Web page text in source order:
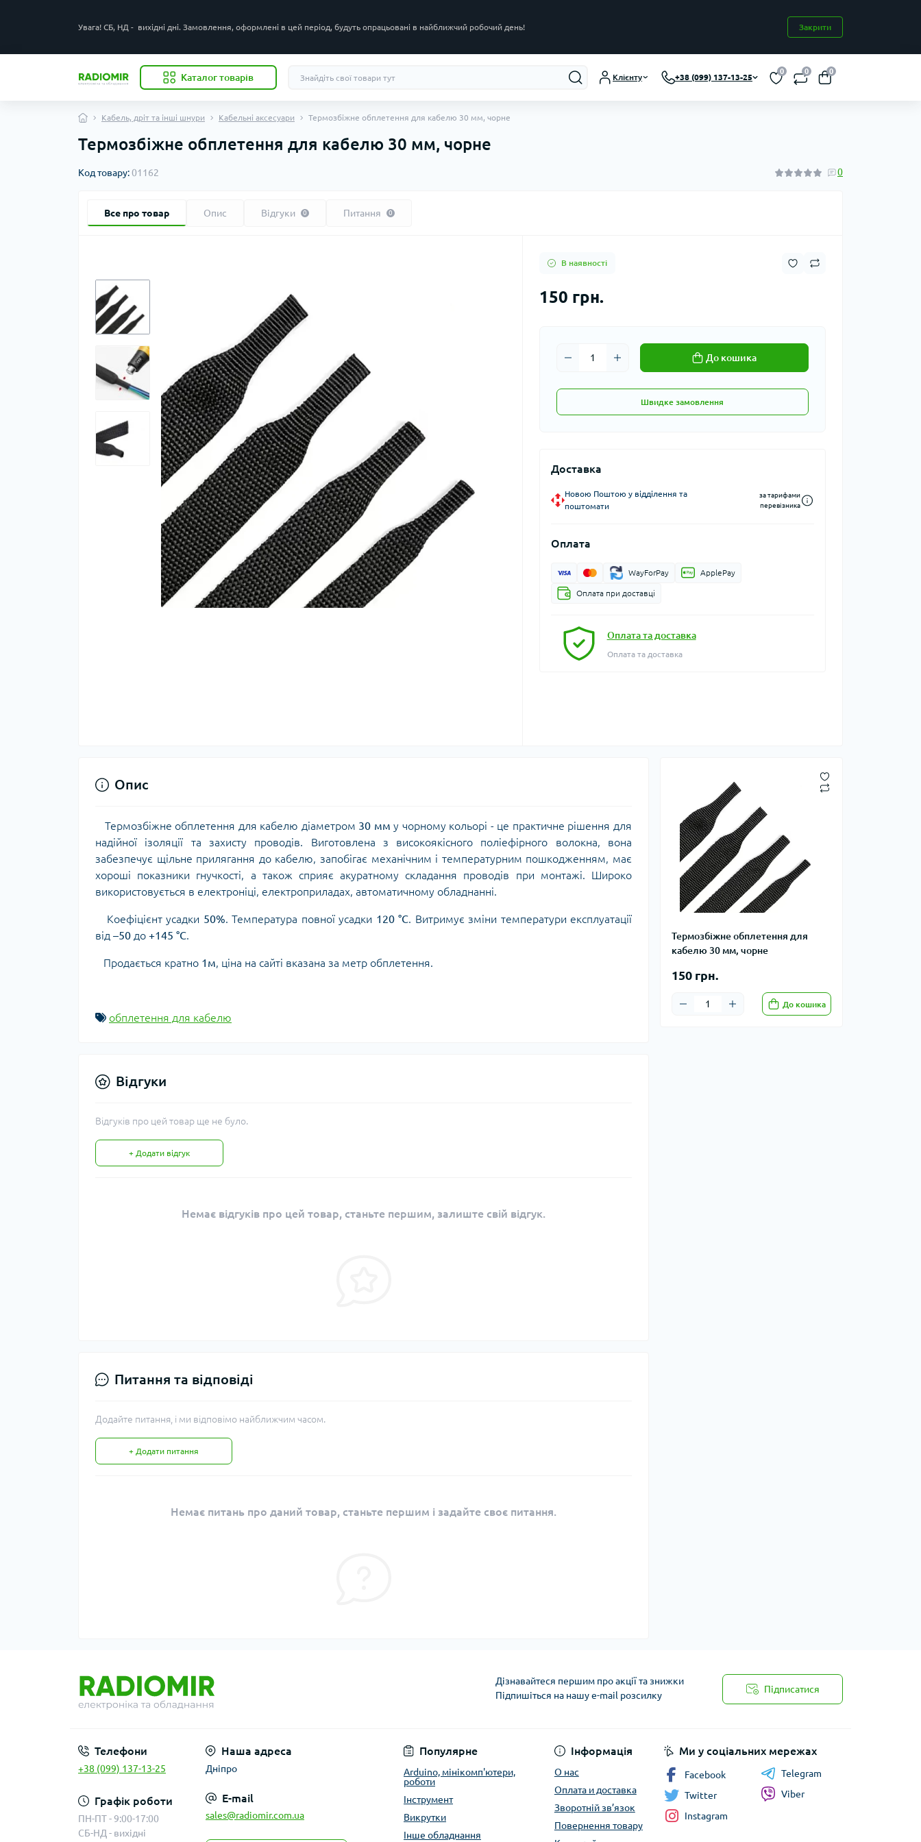
Увага! СБ, НД - вихідні дні. Замовлення, оформлені в цей період, будуть опрацьовані в найближчий робочий день! Закрити
Каталог товарів Клієнту +38 (099) 137-13-25
0 0 0
Кабель, дріт та інші шнури Кабельні аксесуари Термозбіжне обплетення для кабелю 30 мм, чорне
Термозбіжне обплетення для кабелю 30 мм, чорне
Код товару:01162 0
Все про товар Опис Відгуки 0 Питання 0
В наявності
150 грн.
До кошика
Швидке замовлення
Доставка
Новою Поштою у відділення та
поштомати
за тарифами
перевізника
Оплата
WayForPay ApplePay
Оплата при доставці
Оплата та доставка
Оплата та доставка
Термозбіжне обплетення для
кабелю 30 мм, чорне
150 грн.
До кошика
Опис
Термозбіжне обплетення для кабелю діаметром 30 мм у чорному кольорі - це практичне рішення для
надійної ізоляції та захисту проводів. Виготовлена з високоякісного поліефірного волокна, вона
забезпечує щільне прилягання до кабелю, запобігає механічним і температурним пошкодженням, має
хороші показники гнучкості, а також сприяє акуратному складання проводів при монтажі. Широко
використовується в електроніці, електроприладах, автоматичному обладнанні.
Коефіцієнт усадки 50%. Температура повної усадки 120 °C. Витримує зміни температури експлуатації
від –50 до +145 °C.
Продається кратно 1м, ціна на сайті вказана за метр обплетення.
обплетення для кабелю
Відгуки
Відгуків про цей товар ще не було.
+ Додати відгук
Немає відгуків про цей товар, станьте першим, залиште свій відгук.
Питання та відповіді
Додайте питання, і ми відповімо найближчим часом.
+ Додати питання
Немає питань про даний товар, станьте першим і задайте своє питання.
Дізнавайтеся першим про акції та знижки
Підпишіться на нашу e-mail розсилку
Підписатися
Телефони
+38 (099) 137-13-25
Графік роботи
ПН-ПТ - 9:00-17:00
СБ-НД - вихідні
Наша адреса
Дніпро
E-mail
sales@radiomir.com.ua
Популярне
Arduino, мінікомп'ютери,
роботи
Інструмент
Викрутки
Інше обладнання
Інформація
О нас
Оплата и доставка
Зворотній зв’язок
Повернення товару
Ми у соціальних мережах
Facebook
Twitter
Instagram
Telegram
Viber